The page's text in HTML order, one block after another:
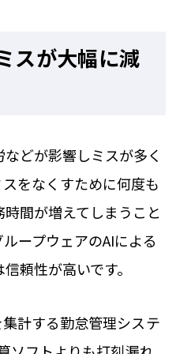
スが大幅に減
どが影響しミスが多く
をなくすために何度も
間が増えてしまうこと
ープウェアのAIによる
頼性が高いです。
計する勤怠管理システ